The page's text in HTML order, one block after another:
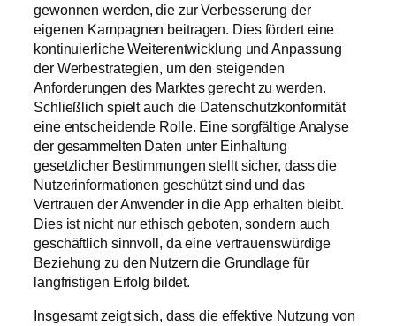
gewonnen werden, die zur Verbesserung der
eigenen Kampagnen beitragen. Dies fördert eine
kontinuierliche Weiterentwicklung und Anpassung
der Werbestrategien, um den steigenden
Anforderungen des Marktes gerecht zu werden.
Schließlich spielt auch die Datenschutzkonformität
eine entscheidende Rolle. Eine sorgfältige Analyse
der gesammelten Daten unter Einhaltung
gesetzlicher Bestimmungen stellt sicher, dass die
Nutzerinformationen geschützt sind und das
Vertrauen der Anwender in die App erhalten bleibt.
Dies ist nicht nur ethisch geboten, sondern auch
geschäftlich sinnvoll, da eine vertrauenswürdige
Beziehung zu den Nutzern die Grundlage für
langfristigen Erfolg bildet.
Insgesamt zeigt sich, dass die effektive Nutzung von